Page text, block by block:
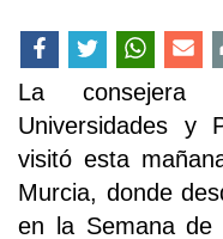
La consejera
Universidades y
visitó esta
Murcia, donde
en la Semana de